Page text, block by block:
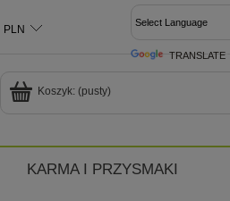
TRANSLATE
Koszyk: (pusty)
KARMA I PRZYSMAKI